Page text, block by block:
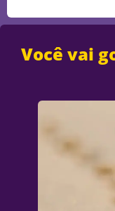
Você vai